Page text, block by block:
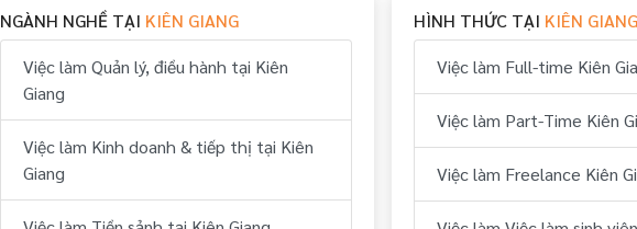
NGÀNH NGHỀ TẠI KIÊN GIANG
Việc làm Quản lý, điều hành tại Kiên
Giang
Việc làm Kinh doanh & tiếp thị tại Kiên
Giang
HÌNH THỨC TẠI KIÊN GIANG
Việc làm Full-time Kiên
Việc làm Part-Time Kiên
Việc làm Freelance Kiên